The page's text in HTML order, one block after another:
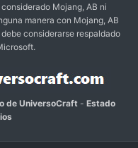
Mojang, AB ni
manera con Mojang, AB
considerarse respaldado
de UniversoCraft - Estado